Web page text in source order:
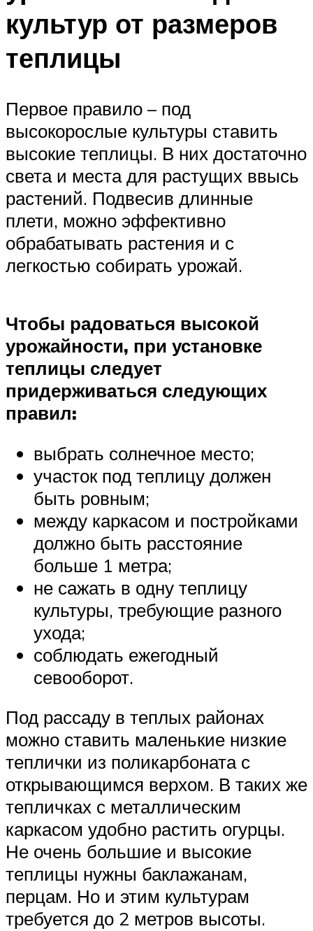
культур от размеров
теплицы
Первое правило – под
высокорослые культуры ставить
высокие теплицы. В них достаточно
света и места для растущих ввысь
растений. Подвесив длинные
плети, можно эффективно
обрабатывать растения и с
легкостью собирать урожай.
Чтобы радоваться высокой
урожайности, при установке
теплицы следует
придерживаться следующих
правил:
выбрать солнечное место;
участок под теплицу должен
быть ровным;
между каркасом и постройками
должно быть расстояние
больше 1 метра;
не сажать в одну теплицу
культуры, требующие разного
ухода;
соблюдать ежегодный
севооборот.
Под рассаду в теплых районах
можно ставить маленькие низкие
теплички из поликарбоната с
открывающимся верхом. В таких же
тепличках с металлическим
каркасом удобно растить огурцы.
Не очень большие и высокие
теплицы нужны баклажанам,
перцам. Но и этим культурам
требуется до 2 метров высоты.